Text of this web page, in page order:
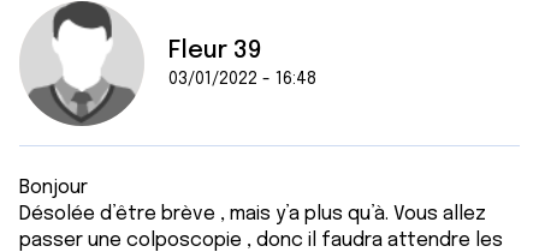
Fleur 39
03/01/2022 - 16:48
Bonjour
Désolée d’être brève , mais y’a plus qu’à. Vous allez
passer une colposcopie , donc il faudra attendre les